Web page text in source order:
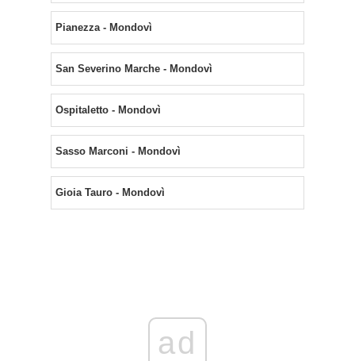
Pianezza - Mondovì
San Severino Marche - Mondovì
Ospitaletto - Mondovì
Sasso Marconi - Mondovì
Gioia Tauro - Mondovì
ad